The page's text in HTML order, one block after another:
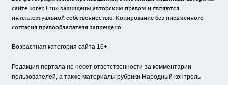
сайте «oren1.ru» защищены авторским правом и являются
интеллектуальной собственностью. Копирование без письменного
согласия правообладателя запрещено.
Возрастная категория сайта 16+.
Редакция портала не несет ответственности за комментарии
пользователей, а также материалы рубрики Народный контроль